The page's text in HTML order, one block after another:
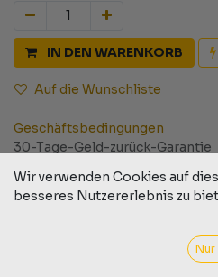
IN DEN WARENKORB
Auf die Wunschliste
Geschäftsbedingungen
30-Tage-Geld-zurück-Garantie
Wir verwenden Cookies auf
besseres Nutzererlebnis zu
Nur